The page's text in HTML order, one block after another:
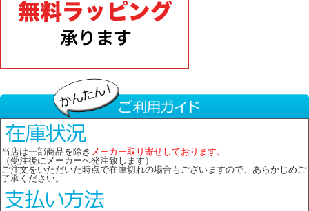
当店は一部商品を除き メーカー取り寄せしております。
（受注後にメーカーへ発注致します）
ご注文をいただいた時点で在庫切れの場合もございますので、あらかじめご
了承ください。